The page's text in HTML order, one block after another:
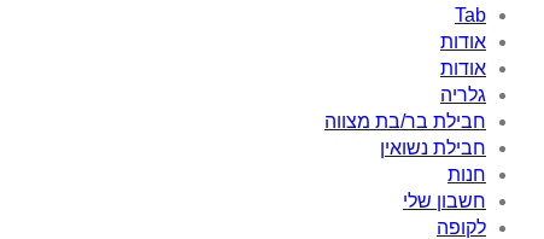
Tab
אודות
אודות
גלריה
חבילת בר/בת מצווה
חבילת נשואין
חנות
חשבון שלי
לקופה